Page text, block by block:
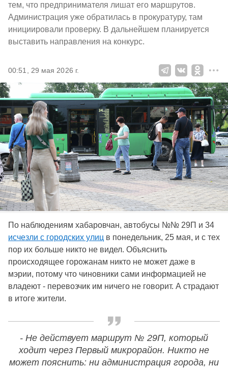
тем, что предпринимателя лишат его маршрутов.
Администрация уже обратилась в прокуратуру, там
инициировали проверку. В дальнейшем планируется
выставить направления на конкурс.
00:51, 29 мая 2026 г.
По наблюдениям хабаровчан, автобусы №№ 29П и 34
исчезли с городских улиц в понедельник, 25 мая, и с тех
пор их больше никто не видел. Объяснить
происходящее горожанам никто не может даже в
мэрии, потому что чиновники сами информацией не
владеют - перевозчик им ничего не говорит. А страдают
в итоге жители.
- Не действует маршрут № 29П, который
ходит через Первый микрорайон. Никто не
может пояснить: ни администрация города, ни